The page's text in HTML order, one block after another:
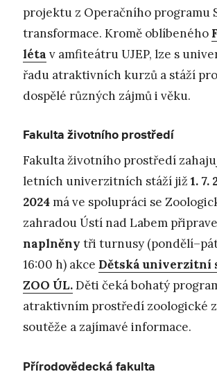
projektu z Operačního programu
transformace. Kromě oblíbeného
léta v amfiteátru UJEP, lze s
řadu atraktivních kurzů a stáží
dospělé různých zájmů i věku.
Fakulta životního prostředí
Fakulta životního prostředí
letních univerzitních stáží již 1. 7.
2024má ve spolupráci se
zahradou Ústí nad Labem
naplněny tři turnusy
16:00 h) akce Dětská univerzitní
ZOO ÚL.Děti čeká bohatý
atraktivním prostředí zoologické
soutěže a zajímavé informace.
Přírodovědecká fakulta